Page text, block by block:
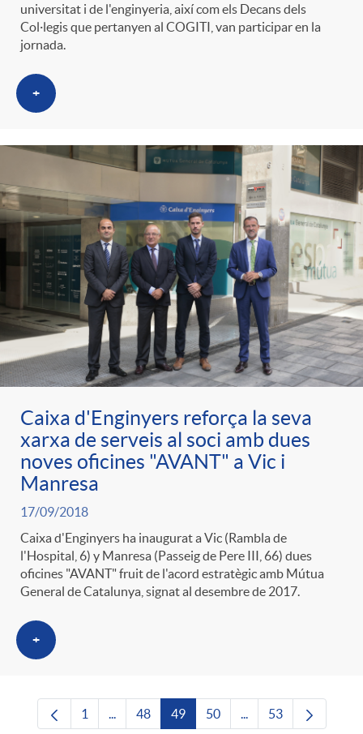
universitat i de l'enginyeria, així com els Decans dels
Col·legis que pertanyen al COGITI, van participar en la
jornada.
+
Caixa d'Enginyers reforça la seva
xarxa de serveis al soci amb dues
noves oficines "AVANT" a Vic i
Manresa
17/09/2018
Caixa d'Enginyers ha inaugurat a Vic (Rambla de
l'Hospital, 6) y Manresa (Passeig de Pere III, 66) dues
oficines "AVANT" fruit de l'acord estratègic amb Mútua
General de Catalunya, signat al desembre de 2017.
+
Pàgina
1 ...Pàgines intermèdies Utilitzeu TAB per
Pàgina
48 Pàgina
49 Pàgina
50 ...Pàgines intermèdies
Pàgina
53